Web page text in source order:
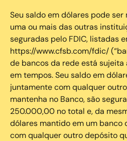
Seu saldo em dólares pode
uma ou mais das outras
seguradas pelo FDIC, listadas
https://www.cfsb.com/fdic/
de bancos da rede está
em tempos. Seu saldo em
juntamente com qualquer
mantenha no Banco, são
250.000,00 no total e, da
dólares mantido em um banco
com qualquer outro depósito